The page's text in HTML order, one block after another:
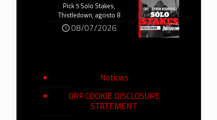
Pick 5 Solo Stakes,
Thistledown, agosto 8
08/07/2026
Noticias
DRF COOKIE DISCLOSURE
STATEMENT